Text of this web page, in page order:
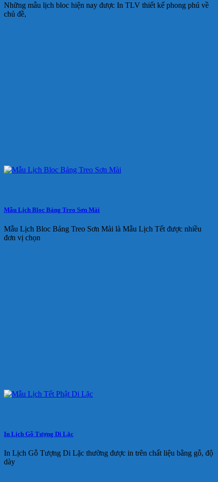
Những mẫu lịch bloc hiện nay được In TLV thiết kế phong phú về
chủ đề,
Mẫu Lịch Bloc Bảng Treo Sơn Mài
Mẫu Lịch Bloc Bảng Treo Sơn Mài là Mẫu Lịch Tết được nhiều
đơn vị chọn
In Lịch Gỗ Tượng Di Lặc
In Lịch Gỗ Tượng Di Lặc thường được in trên chất liệu bằng gỗ, độ
dày